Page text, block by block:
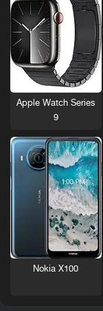
Apple Watch Series
9
Nokia X100